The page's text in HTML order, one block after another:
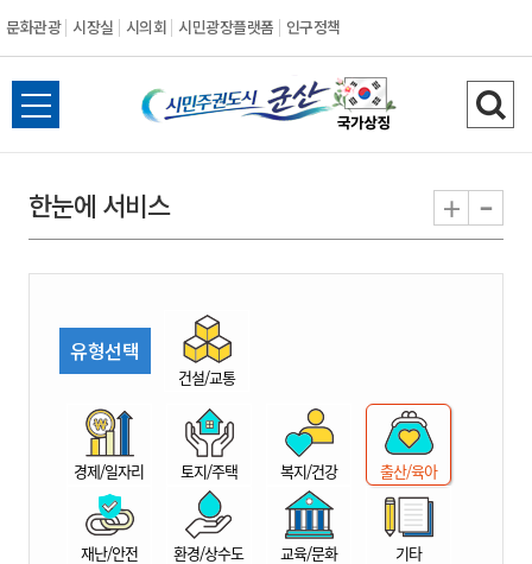
문화관광 시장실 시의회 시민광장플랫폼 인구정책
시
민
권
시
산
전
체
뉴
열
검
색
기
한눈에 서비스 + -
유형선택
건설/교통
경제/일자리 토지/주택 복지/건강 출산/육아
재난/안전 환경/상수도 교육/문화 기타